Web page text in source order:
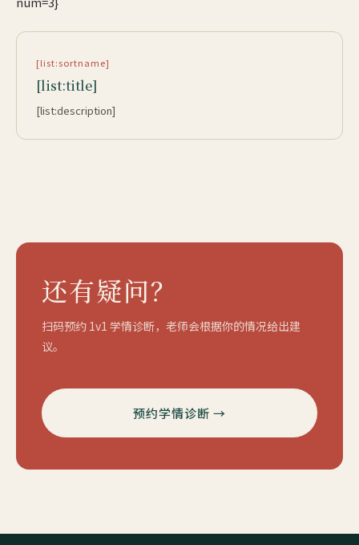
[list:sortname]
[list:title]
[list:description]
还有疑问？
扫码预约 1v1 学情诊断，老师会根据你的情况给出建
议。
预约学情诊断 →